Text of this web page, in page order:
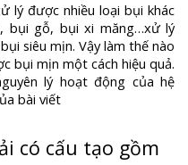
lý được nhiều loại bụi khác
bụi gỗ, bụi xi măng…xử lý
siêu mịn. Vậy làm thế nào
bụi mịn một cách hiệu quả.
lý hoạt động của hệ
bài viết
có cấu tạo gồm